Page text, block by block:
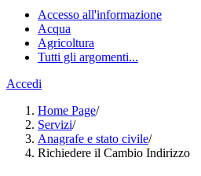
Accesso all'informazione
Acqua
Agricoltura
Tutti gli argomenti...
Accedi
Home Page/
Servizi/
Anagrafe e stato civile/
Richiedere il Cambio Indirizzo